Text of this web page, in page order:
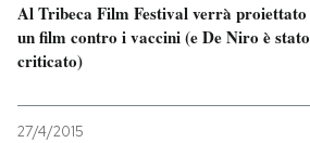
Entra
Al Tribeca Film Festival verrà proiettato
un film contro i vaccini (e De Niro è stato
criticato)
27/4/2015